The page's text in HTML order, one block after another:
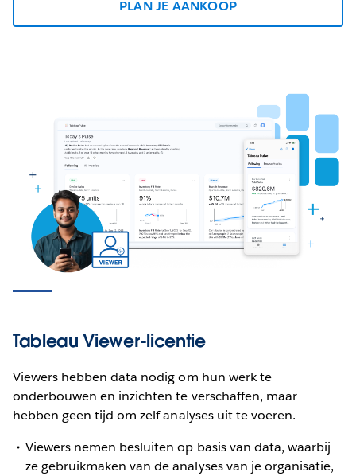
PLAN JE AANKOOP
Tableau Viewer-licentie
Viewers hebben data nodig om hun werk te
onderbouwen en inzichten te verschaffen, maar
hebben geen tijd om zelf analyses uit te voeren.
Viewers nemen besluiten op basis van data, waarbij
ze gebruikmaken van de analyses van je organisatie,